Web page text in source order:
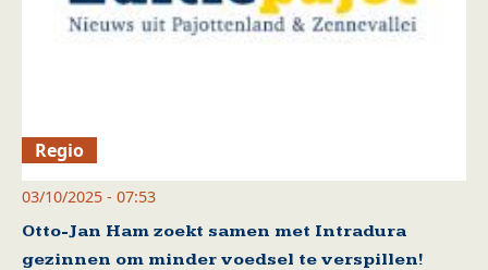
Regio
03/10/2025 - 07:53
Otto-Jan Ham zoekt samen met Intradura
gezinnen om minder voedsel te verspillen!